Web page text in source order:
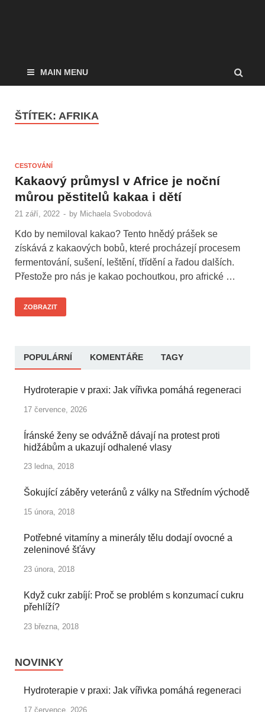
MAIN MENU
ŠTÍTEK: AFRIKA
CESTOVÁNÍ
Kakaový průmysl v Africe je noční
můrou pěstitelů kakaa i dětí
21 září, 2022 - by Michaela Svobodová
Kdo by nemiloval kakao? Tento hnědý prášek se
získává z kakaových bobů, které procházejí procesem
fermentování, sušení, leštění, třídění a řadou dalších.
Přestože pro nás je kakao pochoutkou, pro africké …
ZOBRAZIT
POPULÁRNÍ KOMENTÁŘE TAGY
Hydroterapie v praxi: Jak vířivka pomáhá regeneraci
17 července, 2026
Íránské ženy se odvážně dávají na protest proti
hidžábům a ukazují odhalené vlasy
23 ledna, 2018
Šokující záběry veteránů z války na Středním východě
15 února, 2018
Potřebné vitamíny a minerály tělu dodají ovocné a
zeleninové šťávy
23 února, 2018
Když cukr zabíjí: Proč se problém s konzumací cukru
přehlíží?
23 března, 2018
NOVINKY
Hydroterapie v praxi: Jak vířivka pomáhá regeneraci
17 července, 2026